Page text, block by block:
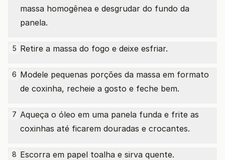
massa homogênea e desgrudar do fundo da
panela.
5 Retire a massa do fogo e deixe esfriar.
6 Modele pequenas porções da massa em formato
de coxinha, recheie a gosto e feche bem.
7 Aqueça o óleo em uma panela funda e frite as
coxinhas até ficarem douradas e crocantes.
8 Escorra em papel toalha e sirva quente.